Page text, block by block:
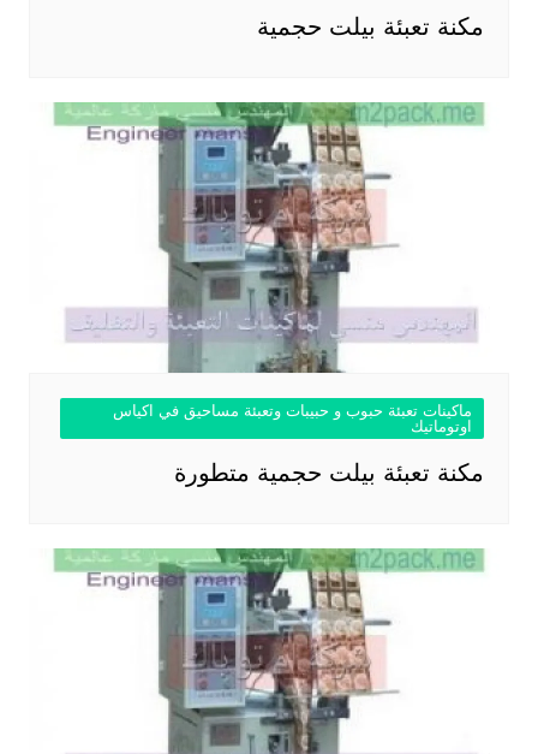
مكنة تعبئة بيلت حجمية
ماكينات تعبئة حبوب و حبيبات وتعبئة مساحيق في اكياس
اوتوماتيك
مكنة تعبئة بيلت حجمية متطورة